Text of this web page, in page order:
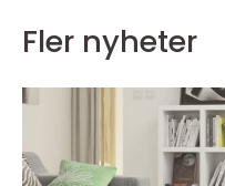
Fler nyheter